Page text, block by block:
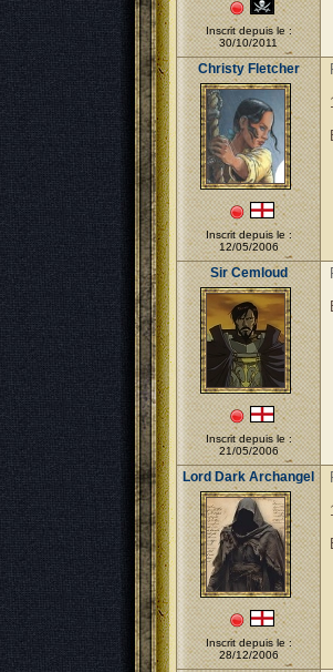
Inscrit depuis le :
30/10/2011
Christy Fletcher
Inscrit depuis le :
12/05/2006
Sir Cemloud
Inscrit depuis le :
21/05/2006
Lord Dark Archangel
Inscrit depuis le :
28/12/2006